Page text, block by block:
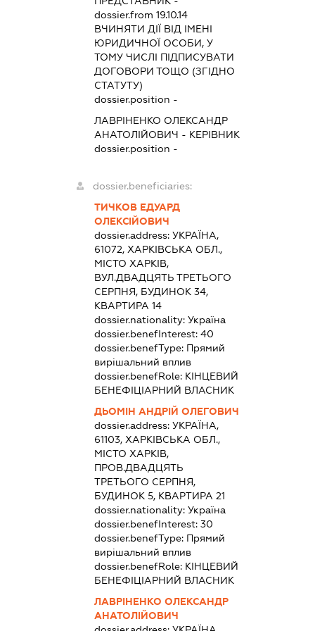
dossier.from 19.10.14
ВЧИНЯТИ ДІЇ ВІД ІМЕНІ
ЮРИДИЧНОЇ ОСОБИ, У
ТОМУ ЧИСЛІ ПІДПИСУВАТИ
ДОГОВОРИ ТОЩО (ЗГІДНО
СТАТУТУ)
dossier.position -
ЛАВРІНЕНКО ОЛЕКСАНДР
АНАТОЛІЙОВИЧ - КЕРІВНИК
dossier.position -
dossier.beneficiaries:
ТИЧКОВ ЕДУАРД
ОЛЕКСІЙОВИЧ
dossier.address:УКРАЇНА,
61072, ХАРКІВСЬКА ОБЛ.,
МІСТО ХАРКІВ,
ВУЛ.ДВАДЦЯТЬ ТРЕТЬОГО
СЕРПНЯ, БУДИНОК 34,
КВАРТИРА 14
dossier.nationality:Україна
dossier.benefInterest:40
dossier.benefType: Прямий
вирішальний вплив
dossier.benefRole: КІНЦЕВИЙ
БЕНЕФІЦІАРНИЙ ВЛАСНИК
ДЬОМІН АНДРІЙ ОЛЕГОВИЧ
dossier.address:УКРАЇНА,
61103, ХАРКІВСЬКА ОБЛ.,
МІСТО ХАРКІВ,
ПРОВ.ДВАДЦЯТЬ
ТРЕТЬОГО СЕРПНЯ,
БУДИНОК 5, КВАРТИРА 21
dossier.nationality:Україна
dossier.benefInterest:30
dossier.benefType: Прямий
вирішальний вплив
dossier.benefRole: КІНЦЕВИЙ
БЕНЕФІЦІАРНИЙ ВЛАСНИК
ЛАВРІНЕНКО ОЛЕКСАНДР
АНАТОЛІЙОВИЧ